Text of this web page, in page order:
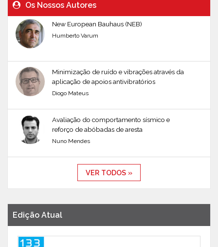
Os Nossos Autores
New European Bauhaus (NEB)
Humberto Varum
Minimização de ruído e vibrações através da
aplicação de apoios antivibratórios
Diogo Mateus
Avaliação do comportamento sísmico e
reforço de abóbadas de aresta
Nuno Mendes
VER TODOS »
Edição Atual